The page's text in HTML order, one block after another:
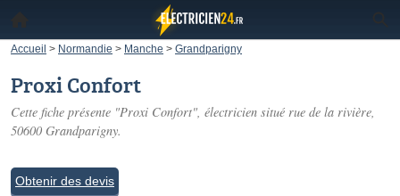
Accueil > Normandie > Manche > Grandparigny
Proxi Confort
Cette fiche présente "Proxi Confort", électricien situé rue de la rivière,
50600 Grandparigny.
Obtenir des devis